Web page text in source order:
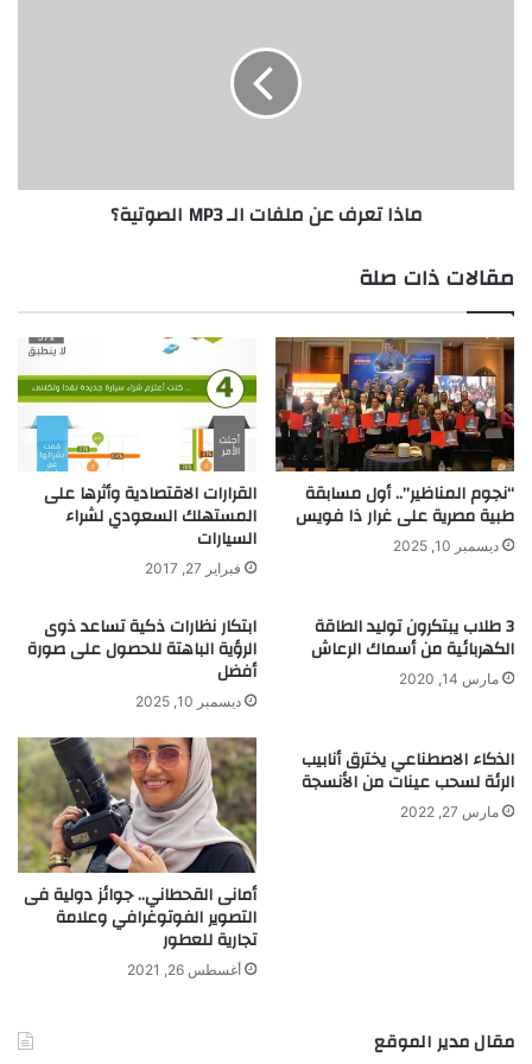
ع
ف
ا
ت
ا
ـ
M
P
3
ا
ل
ي
؟
ماذا تعرف عن ملفات الـ MP3 الصوتية؟
مقالات ذات صلة
“نجوم المناظير”.. أول مسابقة
طبية مصرية على غرار ذا فويس
ديسمبر 10, 2025
القرارات الاقتصادية وأثرها على
المستهلك السعودي لشراء
السيارات
فبراير 27, 2017
3 طلاب يبتكرون توليد الطاقة
الكهربائية من أسماك الرعاش
مارس 14, 2020
ابتكار نظارات ذكية تساعد ذوى
الرؤية الباهتة للحصول على صورة
أفضل
ديسمبر 10, 2025
الذكاء الاصطناعي يخترق أنابيب
الرئة لسحب عينات من الأنسجة
مارس 27, 2022
أمانى القحطاني.. جوائز دولية فى
التصوير الفوتوغرافي وعلامة
تجارية للعطور
أغسطس 26, 2021
مقال مدير الموقع